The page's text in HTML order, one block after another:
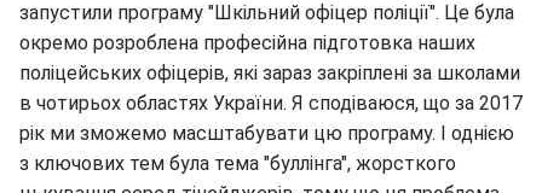
запустили програму "Шкільний офіцер поліції". Це була
окремо розроблена професійна підготовка наших
поліцейських офіцерів, які зараз закріплені за школами
в чотирьох областях України. Я сподіваюся, що за 2017
рік ми зможемо масштабувати цю програму. І однією
з ключових тем була тема "буллінга", жорсткого